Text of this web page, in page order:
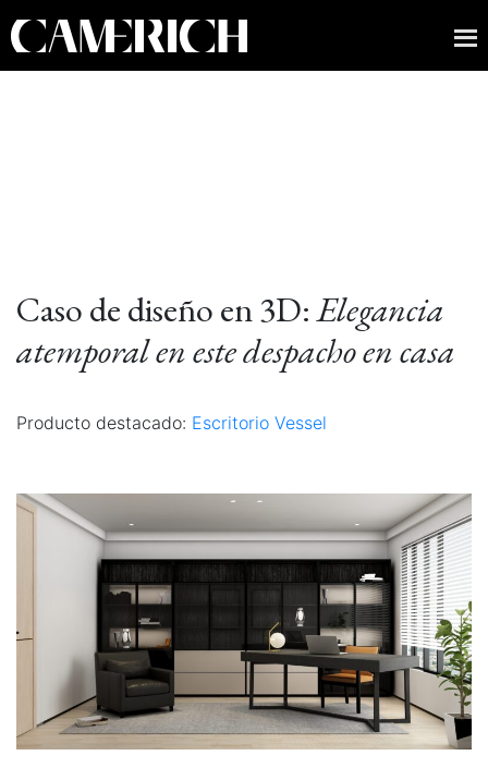
Caso de diseño en 3D:Elegancia
atemporal en este despacho en casa
Producto destacado: Escritorio Vessel